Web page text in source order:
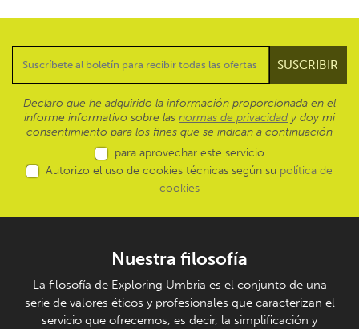
Declaro que he adquirido la información proporcionada en el
informe informativo sobre las normas de privacidad y doy mi
consentimiento para los fines que se indican a continuación
para aprovechar este servicio
Autorizo el uso de cookies técnicas según su política de
cookies
Nuestra filosofía
La filosofía de Exploring Umbria es el conjunto de una
serie de valores éticos y profesionales que caracterizan el
servicio que ofrecemos, es decir, la simplificación y